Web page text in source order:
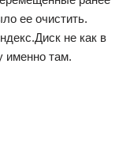
ее очистить.
не как в
именно там.